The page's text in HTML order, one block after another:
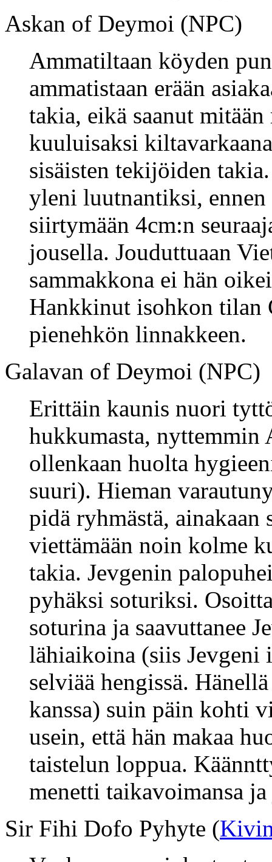
Askan of Deymoi (NPC)
Ammatiltaan köyden
ammatistaan erään
takia, eikä saanut
kuuluisaksi
sisäisten tekijöiden
yleni luutnantiksi,
siirtymään 4cm:n
jousella. Jouduttuaan
sammakkona ei hän
Hankkinut isohkon tilan
pienehkön linnakkeen.
Galavan of Deymoi (NPC)
Erittäin kaunis nuori
hukkumasta,
ollenkaan huolta
suuri). Hieman
pidä ryhmästä,
viettämään noin kolme
takia. Jevgenin
pyhäksi soturiksi.
soturina ja saavuttanee
lähiaikoina (siis Jevgeni
selviää hengissä.
kanssa) suin päin kohti
usein, että hän makaa
taistelun loppua.
menetti taikavoimansa
Sir Fihi Dofo Pyhyte (